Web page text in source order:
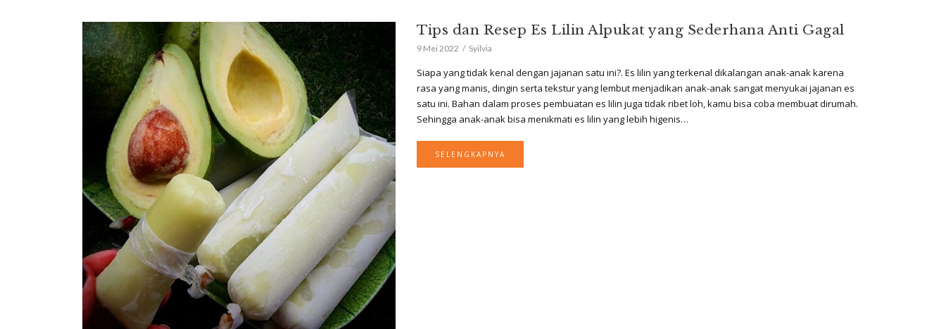
Tips dan Resep Es Lilin Alpukat yang Sederhana Anti Gagal
9 Mei 2022 Syilvia
Siapa yang tidak kenal dengan jajanan satu ini?. Es lilin yang terkenal dikalangan anak-anak karena
rasa yang manis, dingin serta tekstur yang lembut menjadikan anak-anak sangat menyukai jajanan es
satu ini. Bahan dalam proses pembuatan es lilin juga tidak ribet loh, kamu bisa coba membuat dirumah.
Sehingga anak-anak bisa menikmati es lilin yang lebih higenis…
SELENGKAPNYA